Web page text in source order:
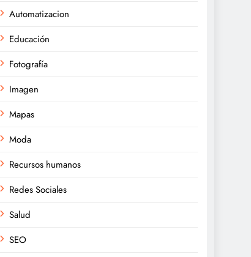
Automatizacion
Educación
Fotografía
Imagen
Mapas
Moda
Recursos humanos
Redes Sociales
Salud
SEO